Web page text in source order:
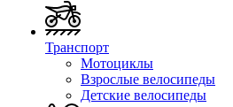
Транспорт
Мотоциклы
Взрослые велосипеды
Детские велосипеды